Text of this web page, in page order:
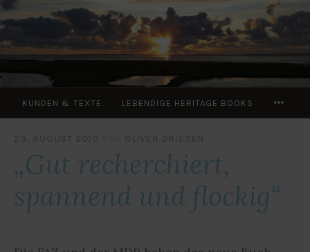
Zum
Inhalt
springen
KUNDEN & TEXTE LEBENDIGE HERITAGE BOOKS
„Gut recherchiert,
spannend und flockig“